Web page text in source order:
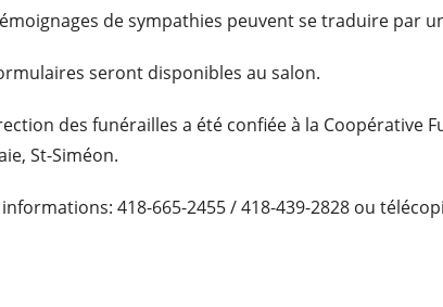
de sympathies peuvent se traduire par
seront disponibles au salon.
des funérailles a été confiée à la Coopérative
St-Siméon.
418-665-2455 / 418-439-2828 ou